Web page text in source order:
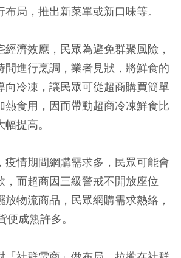
局，推出新菜單或新口味等。
濟效應，民眾為避免群聚風險，
間進行烹調，業者見狀，將鮮食的
向冷凍，讓民眾可從超商購買簡單
熱食用，因而帶動超商冷凍鮮食比
提高。
疫情期間網購需求多，民眾可能會
，而超商因三級警戒不開放座位
物流商品，民眾網購需求熱絡，
便成熟許多。